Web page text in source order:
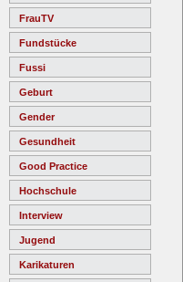
FrauTV
Fundstücke
Fussi
Geburt
Gender
Gesundheit
Good Practice
Hochschule
Interview
Jugend
Karikaturen